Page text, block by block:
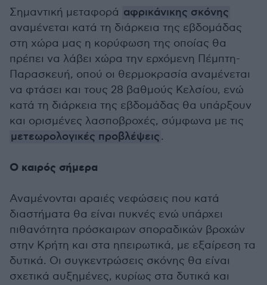
Σημαντική μεταφορά αφρικάνικης σκόνης
αναμένεται κατά τη διάρκεια της εβδομάδας
στη χώρα μας η κορύφωση της οποίας θα
πρέπει να λάβει χώρα την ερχόμενη Πέμπτη-
Παρασκευή, οπού οι θερμοκρασία αναμένεται
να φτάσει και τους 28 βαθμούς Κελσίου, ενώ
κατά τη διάρκεια της εβδομάδας θα υπάρξουν
και ορισμένες λασποβροχές, σύμφωνα με τις
μετεωρολογικές προβλέψεις.
Ο καιρός σήμερα
Αναμένονται αραιές νεφώσεις που κατά
διαστήματα θα είναι πυκνές ενώ υπάρχει
πιθανότητα πρόσκαιρων σποραδικών βροχών
στην Κρήτη και στα ηπειρωτικά, με εξαίρεση τα
δυτικά. Οι συγκεντρώσεις σκόνης θα είναι
σχετικά αυξημένες, κυρίως στα δυτικά και